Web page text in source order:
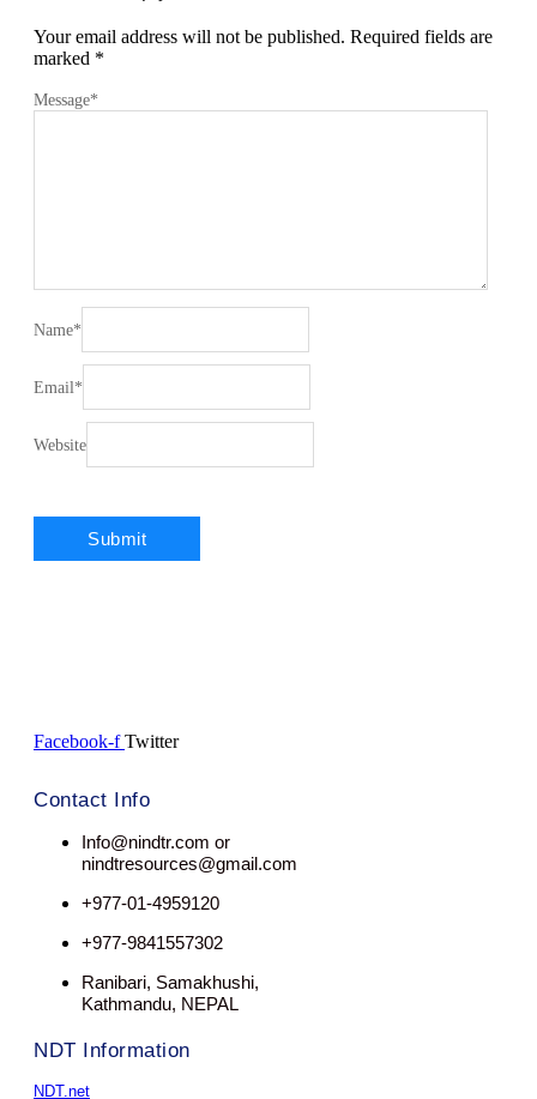
Your email address will not be published. Required fields are
marked *
Message*
Name*
Email*
Website
Facebook-f Twitter
Contact Info
Info@nindtr.com or
nindtresources@gmail.com
+977-01-4959120
+977-9841557302
Ranibari, Samakhushi,
Kathmandu, NEPAL
NDT Information
NDT.net